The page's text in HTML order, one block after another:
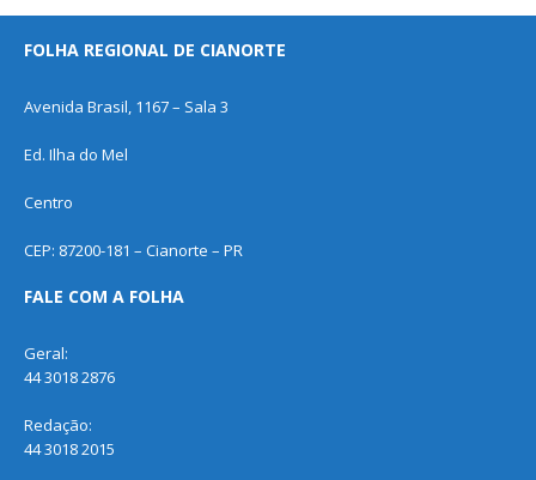
FOLHA REGIONAL DE CIANORTE
Avenida Brasil, 1167 – Sala 3
Ed. Ilha do Mel
Centro
CEP: 87200-181 – Cianorte – PR
FALE COM A FOLHA
Geral:
44 3018 2876
Redação:
44 3018 2015